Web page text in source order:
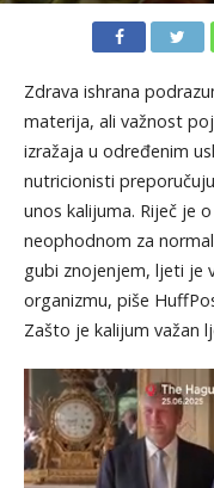
Zdrava ishrana
materija, ali važnost
izražaja u određenim
nutricionisti
unos kalijuma. Riječ je
neophodnom za
gubi znojenjem, ljeti je
organizmu, piše
Zašto je kalijum važan